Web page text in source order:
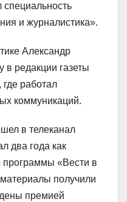
специальность
и журналистика».
Александр
в редакции газеты
работал
коммуникаций.
в телеканал
два года как
программы «Вести в
получили
премией